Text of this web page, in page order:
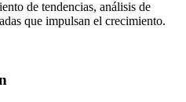
de tendencias, análisis de
que impulsan el crecimiento.